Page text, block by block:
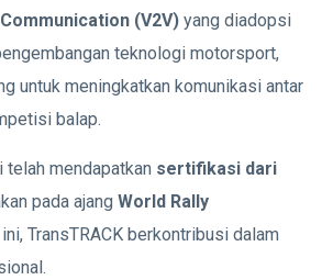
(V2V) yang diadopsi
teknologi motorsport,
untuk meningkatkan komunikasi antar
balap.
telah mendapatkan sertifikasi dari
pada ajang World Rally
TransTRACK berkontribusi dalam